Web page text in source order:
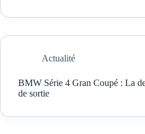
Actualité
BMW Série 4 Gran Coupé : La
de sortie